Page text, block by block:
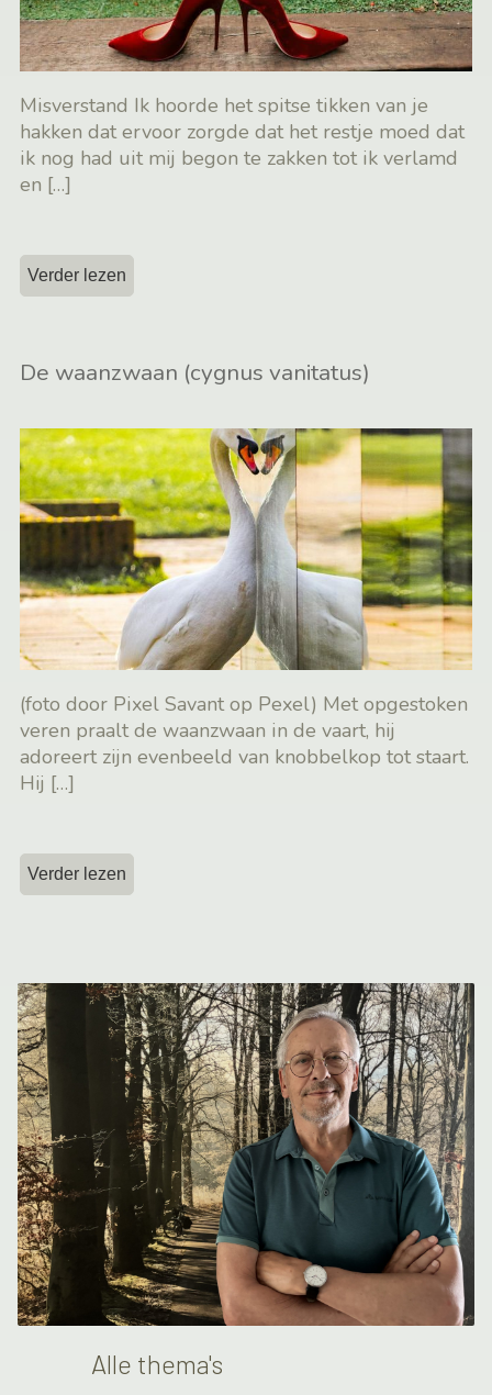
Misverstand Ik hoorde het spitse tikken van je
hakken dat ervoor zorgde dat het restje moed dat
ik nog had uit mij begon te zakken tot ik verlamd
en […]
Verder lezen
De waanzwaan (cygnus vanitatus)
(foto door Pixel Savant op Pexel) Met opgestoken
veren praalt de waanzwaan in de vaart, hij
adoreert zijn evenbeeld van knobbelkop tot staart.
Hij […]
Verder lezen
Alle thema's